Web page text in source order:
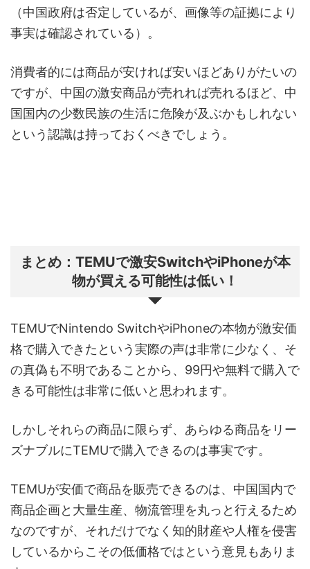
（中国政府は否定しているが、画像等の証拠により
事実は確認されている）。
消費者的には商品が安ければ安いほどありがたいの
ですが、中国の激安商品が売れれば売れるほど、中
国国内の少数民族の生活に危険が及ぶかもしれない
という認識は持っておくべきでしょう。
まとめ：TEMUで激安SwitchやiPhoneが本
物が買える可能性は低い！
TEMUでNintendo SwitchやiPhoneの本物が激安価
格で購入できたという実際の声は非常に少なく、そ
の真偽も不明であることから、99円や無料で購入で
きる可能性は非常に低いと思われます。
しかしそれらの商品に限らず、あらゆる商品をリー
ズナブルにTEMUで購入できるのは事実です。
TEMUが安価で商品を販売できるのは、中国国内で
商品企画と大量生産、物流管理を丸っと行えるため
なのですが、それだけでなく知的財産や人権を侵害
しているからこその低価格ではという意見もありま